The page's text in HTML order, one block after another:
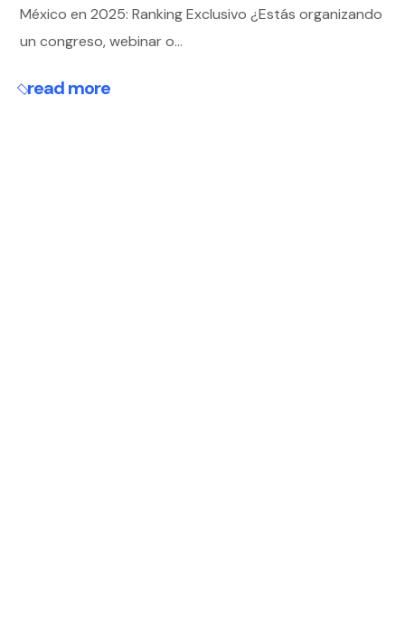
México en 2025: Ranking Exclusivo ¿Estás organizando
un congreso, webinar o...
read more